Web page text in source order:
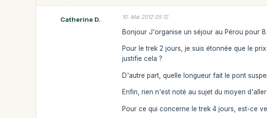
Catherine D. 10. Mai 2012 05:12
Bonjour J'organise un séjour au Pérou pour
Pour le trek 2 jours, je suis étonnée que le
justifie cela ?
D'autre part, quelle longueur fait le pont
Enfin, rien n'est noté au sujet du moyen
Pour ce qui concerne le trek 4 jours, est-ce